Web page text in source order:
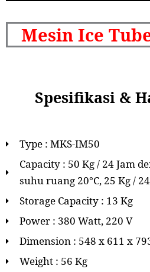
Mesin Ice
Spesifikasi &
Type : MKS-IM50
Capacity : 50 Kg / 24 Jam
suhu ruang 20°C, 25 Kg /
Storage Capacity : 13 Kg
Power : 380 Watt, 220 V
Dimension : 548 x 611 x
Weight : 56 Kg